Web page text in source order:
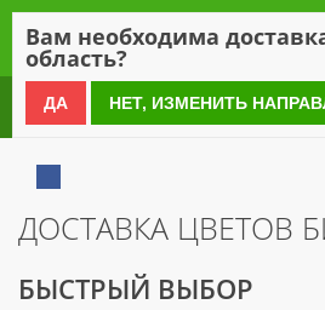
0 800 21 54 55
ДОСТАВКА ЦВЕТОВ
БЫСТРЫЙ ВЫБОР
Вам необходима
область?
ДА НЕТ, ИЗМЕНИТЬ